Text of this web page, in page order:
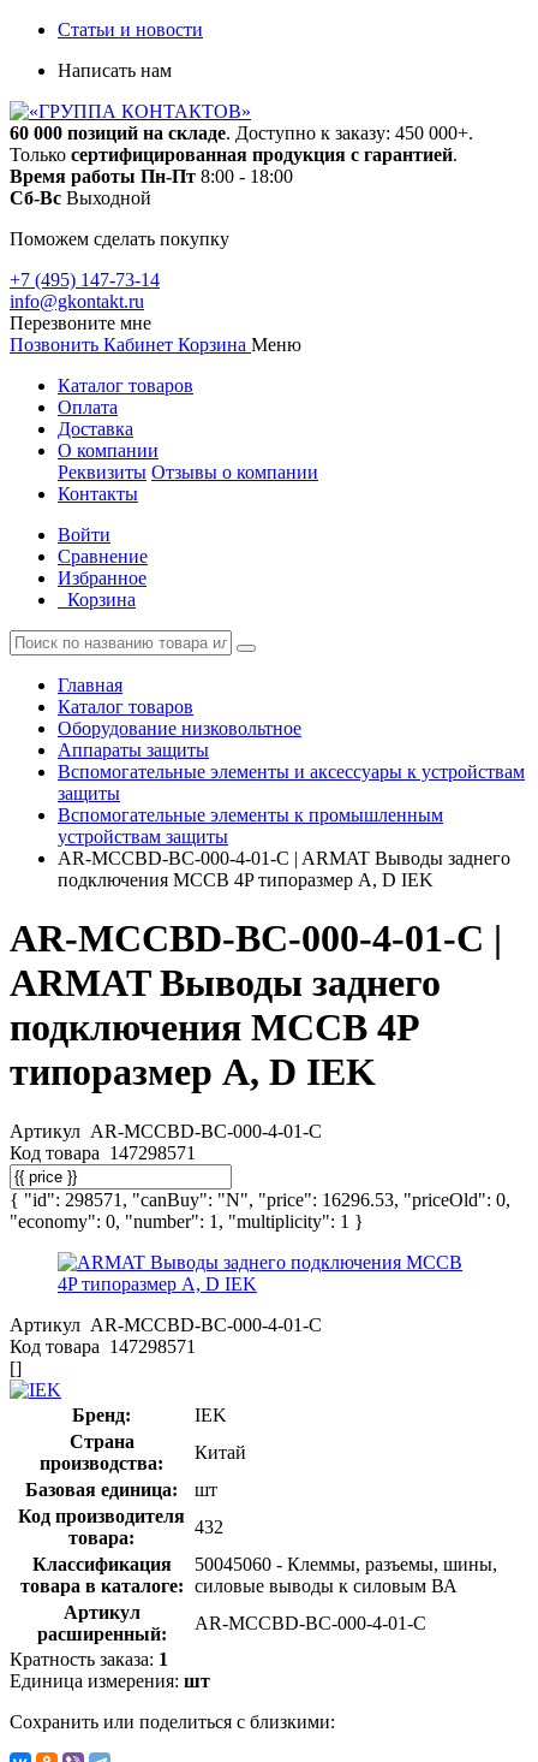
Статьи и новости
Написать нам
60 000 позиций на складе. Доступно к заказу: 450 000+.
Только сертифицированная продукция с гарантией.
Время работы Пн-Пт 8:00 - 18:00
Сб-Вс Выходной
Поможем сделать покупку
+7 (495) 147-73-14
info@gkontakt.ru
Перезвоните мне
Позвонить Кабинет Корзина Меню
Каталог товаров
Оплата
Доставка
О компании
Реквизиты Отзывы о компании
Контакты
Войти
Сравнение
Избранное
Корзина
Главная
Каталог товаров
Оборудование низковольтное
Аппараты защиты
Вспомогательные элементы и аксессуары к устройствам
защиты
Вспомогательные элементы к промышленным
устройствам защиты
AR-MCCBD-BC-000-4-01-C | ARMAT Выводы заднего
подключения MCCB 4P типоразмер A, D IEK
AR-MCCBD-BC-000-4-01-C |
ARMAT Выводы заднего
подключения MCCB 4P
типоразмер A, D IEK
Артикул AR-MCCBD-BC-000-4-01-C
Код товара 147298571
{ "id": 298571, "canBuy": "N", "price": 16296.53, "priceOld": 0,
"economy": 0, "number": 1, "multiplicity": 1 }
Артикул AR-MCCBD-BC-000-4-01-C
Код товара 147298571
[]
Бренд:
IEK
Страна
производства:
Китай
Базовая единица:
шт
Код производителя
товара:
432
Классификация
товара в каталоге:
50045060 - Клеммы, разъемы, шины,
силовые выводы к силовым ВА
Артикул
расширенный:
AR-MCCBD-BC-000-4-01-C
Кратность заказа: 1
Единица измерения: шт
Сохранить или поделиться с близкими: